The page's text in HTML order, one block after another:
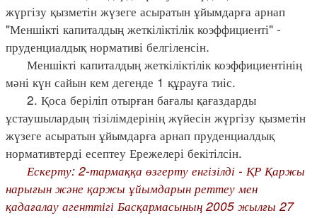
жүргізу қызметін жүзеге асыратын ұйымдарға арнап
"Меншікті капиталдың жеткіліктілік коэффициенті" -
пруденциалдық нормативі белгіленсін.
Меншікті капиталдың жеткіліктілік коэффициентінің
мәні күн сайын кем дегенде 1 құрауға тиіс.
2. Қоса беріліп отырған бағалы қағаздарды
ұстаушылардың тізілімдерінің жүйесін жүргізу қызметін
жүзеге асыратын ұйымдарға арнап пруденциалдық
нормативтерді есептеу Ережелері бекітілсін.
Ескерту: 2-тармаққа өзгерту енгізілді - ҚР Қаржы
нарығын және қаржы ұйымдарын реттеу мен
қадағалау агенттігі Басқармасының 2005 жылғы 27